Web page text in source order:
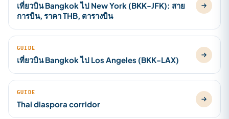
เที่ยวบิน Bangkok ไป New York (BKK-JFK): สาย
การบิน, ราคา THB, ตารางบิน
GUIDE
เที่ยวบิน Bangkok ไป Los Angeles (BKK-LAX)
GUIDE
Thai diaspora corridor